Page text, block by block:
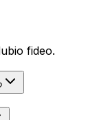
fideo.